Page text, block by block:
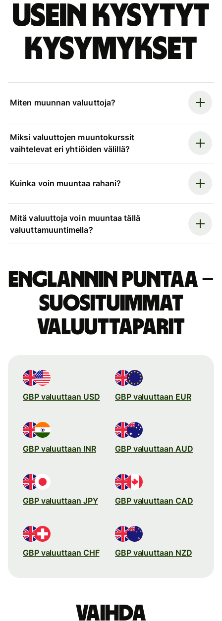
Usein kysytyt
kysymykset
Miten muunnan valuuttoja?
Miksi valuuttojen muuntokurssit
vaihtelevat eri yhtiöiden välillä?
Kuinka voin muuntaa rahani?
Mitä valuuttoja voin muuntaa tällä
valuuttamuuntimella?
Englannin puntaa –
suosituimmat
valuuttaparit
GBP valuuttaan USD GBP valuuttaan EUR
GBP valuuttaan INR GBP valuuttaan AUD
GBP valuuttaan JPY GBP valuuttaan CAD
GBP valuuttaan CHF GBP valuuttaan NZD
Vaihda